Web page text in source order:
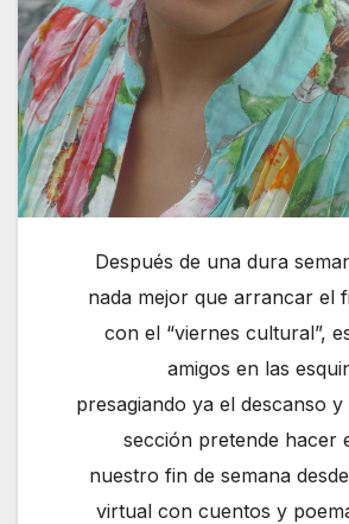
Después de una dura
nada mejor que arrancar el
con el “viernes cultural”,
amigos en las
presagiando ya el descanso y
sección pretende hacer
nuestro fin de semana
virtual con cuentos y